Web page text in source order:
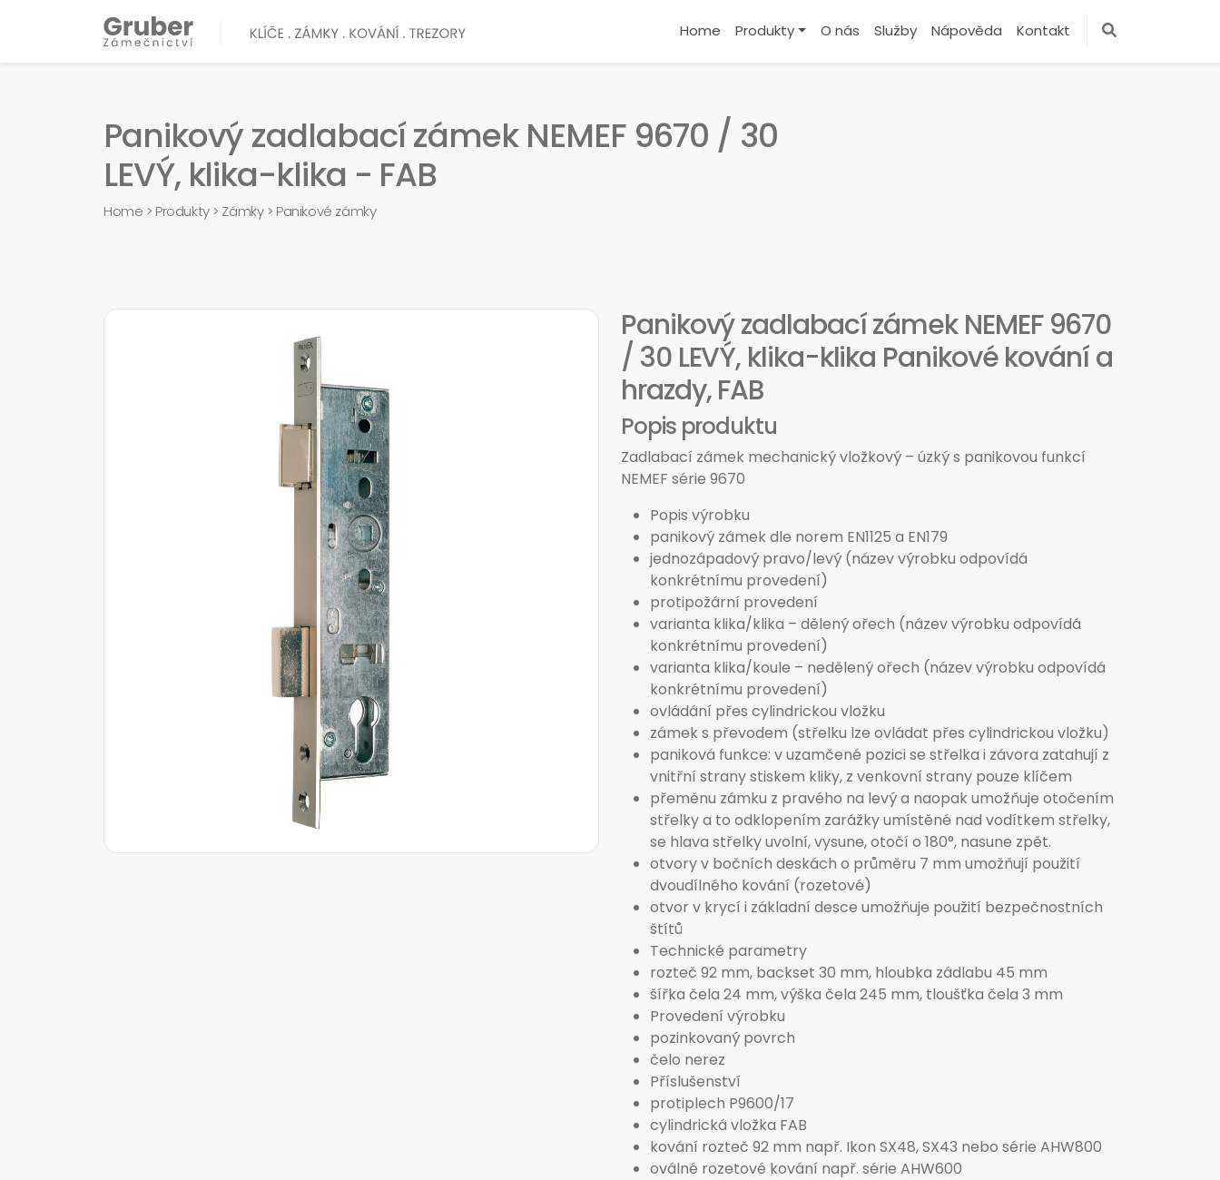
Home Produkty O nás Služby Nápověda Kontakt
Panikový zadlabací zámek NEMEF 9670 / 30
LEVÝ, klika-klika - FAB
Home > Produkty> Zámky> Panikové zámky
Panikový zadlabací zámek NEMEF 9670
/ 30 LEVÝ, klika-klika Panikové kování a
hrazdy, FAB
Popis produktu
Zadlabací zámek mechanický vložkový – úzký s panikovou funkcí
NEMEF série 9670
Popis výrobku
panikový zámek dle norem EN1125 a EN179
jednozápadový pravo/levý (název výrobku odpovídá
konkrétnímu provedení)
protipožární provedení
varianta klika/klika – dělený ořech (název výrobku odpovídá
konkrétnímu provedení)
varianta klika/koule – nedělený ořech (název výrobku odpovídá
konkrétnímu provedení)
ovládání přes cylindrickou vložku
zámek s převodem (střelku lze ovládat přes cylindrickou vložku)
paniková funkce: v uzamčené pozici se střelka i závora zatahují z
vnitřní strany stiskem kliky, z venkovní strany pouze klíčem
přeměnu zámku z pravého na levý a naopak umožňuje otočením
střelky a to odklopením zarážky umístěné nad vodítkem střelky,
se hlava střelky uvolní, vysune, otočí o 180°, nasune zpět.
otvory v bočních deskách o průměru 7 mm umožňují použití
dvoudílného kování (rozetové)
otvor v krycí i základní desce umožňuje použití bezpečnostních
štítů
Technické parametry
rozteč 92 mm, backset 30 mm, hloubka zádlabu 45 mm
šířka čela 24 mm, výška čela 245 mm, tloušťka čela 3 mm
Provedení výrobku
pozinkovaný povrch
čelo nerez
Příslušenství
protiplech P9600/17
cylindrická vložka FAB
kování rozteč 92 mm např. Ikon SX48, SX43 nebo série AHW800
oválné rozetové kování např. série AHW600